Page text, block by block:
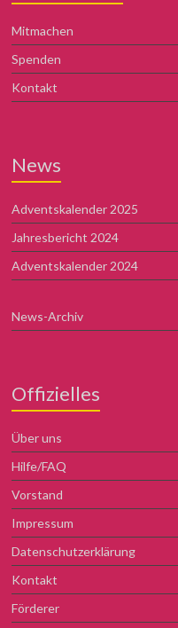
Mitmachen
Spenden
Kontakt
News
Adventskalender 2025
Jahresbericht 2024
Adventskalender 2024
News-Archiv
Offizielles
Über uns
Hilfe/FAQ
Vorstand
Impressum
Datenschutzerklärung
Kontakt
Förderer